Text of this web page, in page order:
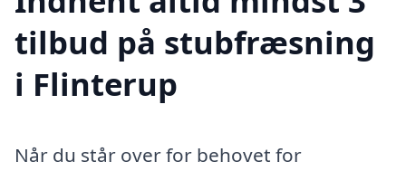
tilbud på stubfræsning
i Flinterup
Når du står over for behovet for